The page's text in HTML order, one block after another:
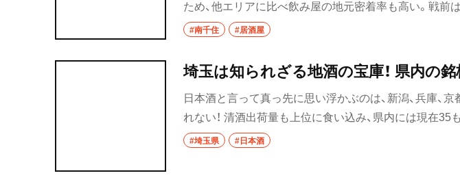
ため、他エリアに比べ飲み屋の地元密着率も高い。戦前
後はドヤ街だった山谷の労働者を癒やしてきた酒場が多
#南千住 #居酒屋
埼玉は知られざる地酒の宝庫！ 県内の
日本酒と言って真っ先に思い浮かぶのは、新潟、兵庫、
れない！ 清酒出荷量も上位に食い込み、県内には現在
だ。酒蔵が集中するのは荒川、利根川流域。比較的軟水
#埼玉県 #日本酒